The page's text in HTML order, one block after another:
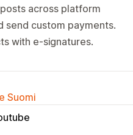
across platform
send custom payments.
with e-signatures.
Suomi